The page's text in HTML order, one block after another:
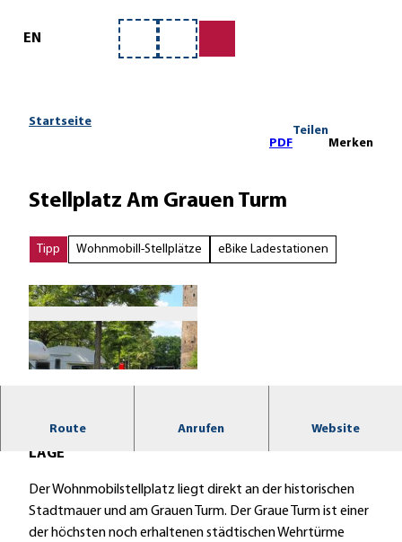
EN
Merkzettel
Suche
Startseite
PDF
Teilen
Merken
Stellplatz Am Grauen Turm
Tipp Wohnmobill-Stellplätze eBike Ladestationen
l
a
r
Route Anrufen Website
Direkt an der historischen Stadtmauer gelegen.
LAGE
Der Wohnmobilstellplatz liegt direkt an der historischen
Stadtmauer und am Grauen Turm. Der Graue Turm ist einer
der höchsten noch erhaltenen städtischen Wehrtürme